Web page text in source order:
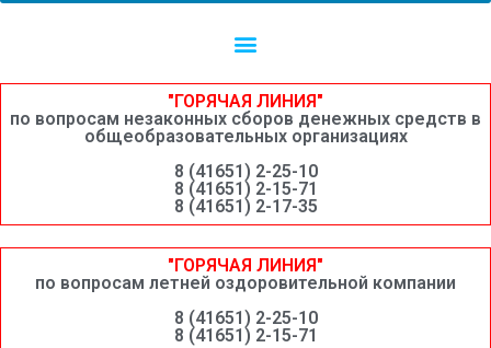
"ГОРЯЧАЯ ЛИНИЯ"
по вопросам незаконных сборов денежных средств в
общеобразовательных организациях
8 (41651) 2-25-10
8 (41651) 2-15-71
8 (41651) 2-17-35
"ГОРЯЧАЯ ЛИНИЯ"
по вопросам летней оздоровительной компании
8 (41651) 2-25-10
8 (41651) 2-15-71